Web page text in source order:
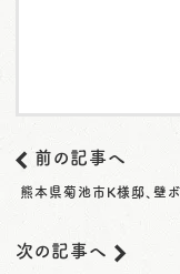
前の記事へ
熊本県菊池市K様邸、壁ボ
次の記事へ